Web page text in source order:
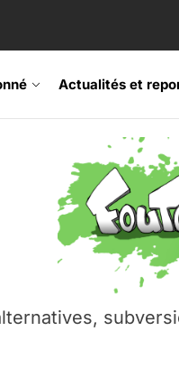
Actualités et
Fripon –
Festival –
– Ŝtono, un livre réalisé